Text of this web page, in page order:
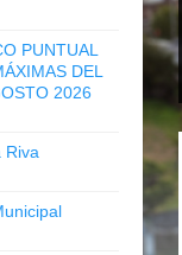
PUNTUAL
DEL
2026
Riva